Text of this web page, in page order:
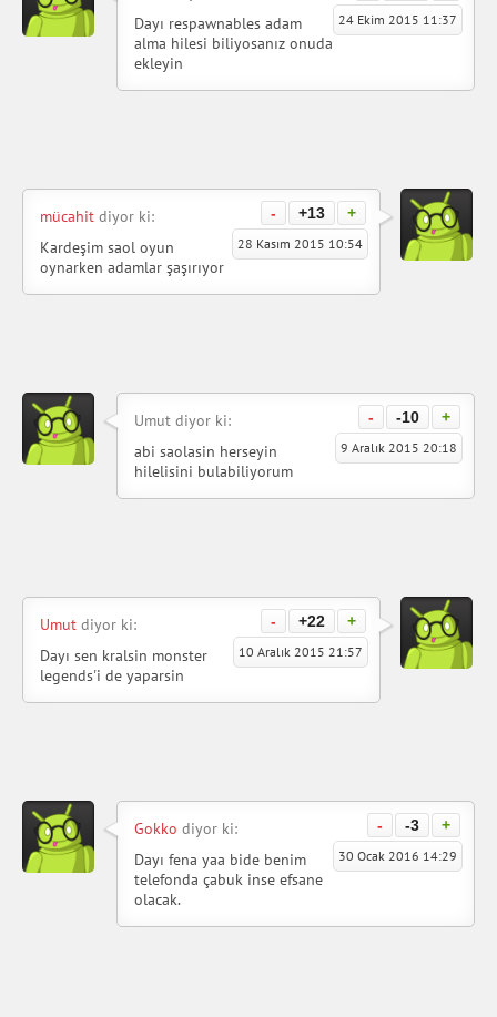
24 Ekim 2015 11:37
Dayı respawnables adam
alma hilesi biliyosanız onuda
ekleyin
- +13 +
mücahit diyor ki:
28 Kasım 2015 10:54
Kardeşim saol oyun
oynarken adamlar şaşırıyor
- -10 +
Umut diyor ki:
9 Aralık 2015 20:18
abi saolasin herseyin
hilelisini bulabiliyorum
- +22 +
Umut diyor ki:
10 Aralık 2015 21:57
Dayı sen kralsin monster
legends'i de yaparsin
- -3 +
Gokko diyor ki:
30 Ocak 2016 14:29
Dayı fena yaa bide benim
telefonda çabuk inse efsane
olacak.